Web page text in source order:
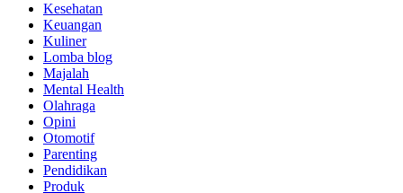
Kesehatan
Keuangan
Kuliner
Lomba blog
Majalah
Mental Health
Olahraga
Opini
Otomotif
Parenting
Pendidikan
Produk